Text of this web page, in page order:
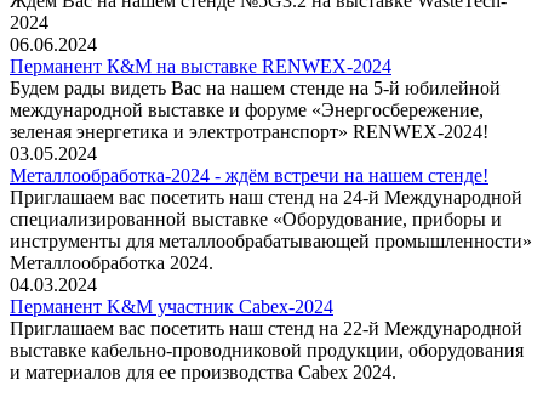
2024
06.06.2024
Перманент К&М на выставке RENWEX-2024
Будем рады видеть Вас на нашем стенде на 5-й юбилейной
международной выставке и форуме «Энергосбережение,
зеленая энергетика и электротранспорт» RENWEX-2024!
03.05.2024
Металлообработка-2024 - ждём встречи на нашем стенде!
Приглашаем вас посетить наш стенд на 24-й Международной
специализированной выставке «Оборудование, приборы и
инструменты для металлообрабатывающей промышленности»
Металлообработка 2024.
04.03.2024
Перманент K&M участник Cabex-2024
Приглашаем вас посетить наш стенд на 22-й Международной
выставке кабельно-проводниковой продукции, оборудования
и материалов для ее производства Cabex 2024.